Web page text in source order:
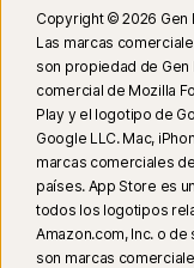
Copyright © 2026 Gen
Las marcas
son propiedad de Gen
comercial de Mozilla
Play y el logotipo de
Google LLC. Mac,
marcas comerciales
países. App Store es
todos los logotipos
Amazon.com, Inc. o
son marcas